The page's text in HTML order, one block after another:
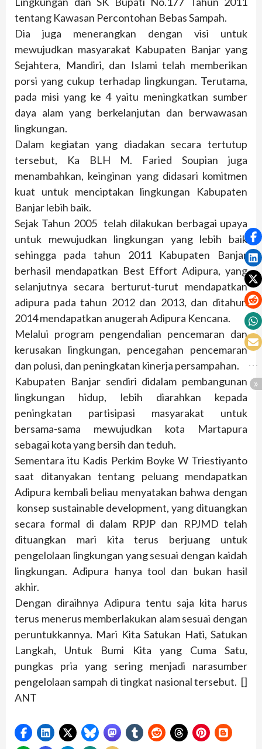
tentang Kawasan Percontohan Bebas Sampah.
Dia juga menerangkan dengan visi untuk
mewujudkan masyarakat Kabupaten Banjar yang
Sejahtera, Mandiri, dan Islami telah memberikan
porsi yang cukup terhadap lingkungan. Terutama,
pada misi yang ke 4 yaitu meningkatkan sumber
daya alam yang berkelanjutan dan berwawasan
lingkungan.
Dalam kegiatan yang diadakan secara tertutup
tersebut, Ka BLH M. Faried Soupian juga
menambahkan, keinginan yang didasari komitmen
kuat untuk menciptakan lingkungan Kabupaten
Banjar lebih baik.
Sejak Tahun 2005 telah dilakukan berbagai upaya
untuk mewujudkan lingkungan yang lebih baik
sehingga pada tahun 2011 Kabupaten Banjar
berhasil mendapatkan Best Effort Adipura, yang
selanjutnya secara berturut-turut mendapatkan
adipura pada tahun 2012 dan 2013, dan ditahun
2014 mendapatkan anugerah Adipura Kencana.
Melalui program pengendalian pencemaran dan
kerusakan lingkungan, pencegahan pencemaran
dan polusi, dan peningkatan kinerja persampahan.
Kabupaten Banjar sendiri didalam pembangunan
lingkungan hidup, lebih diarahkan kepada
peningkatan partisipasi masyarakat untuk
bersama-sama mewujudkan kota Martapura
sebagai kota yang bersih dan teduh.
Sementara itu Kadis Perkim Boyke W Triestiyanto
saat ditanyakan tentang peluang mendapatkan
Adipura kembali beliau menyatakan bahwa dengan
konsep sustainable development, yang dituangkan
secara formal di dalam RPJP dan RPJMD telah
dituangkan mari kita terus berjuang untuk
pengelolaan lingkungan yang sesuai dengan kaidah
lingkungan. Adipura hanya tool dan bukan hasil
akhir.
Dengan diraihnya Adipura tentu saja kita harus
terus menerus memberlakukan alam sesuai dengan
peruntukkannya. Mari Kita Satukan Hati, Satukan
Langkah, Untuk Bumi Kita yang Cuma Satu,
pungkas pria yang sering menjadi narasumber
pengelolaan sampah di tingkat nasional tersebut. []
ANT